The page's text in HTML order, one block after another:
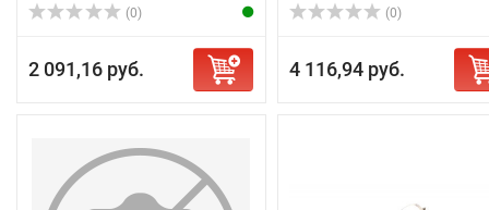
(0)
2 091,16 руб.
(0)
4 116,94 руб.